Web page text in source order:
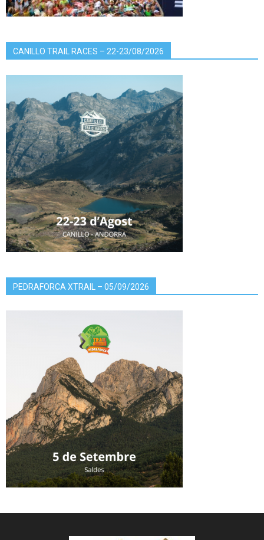
CANILLO TRAIL RACES – 22-23/08/2026
PEDRAFORCA XTRAIL – 05/09/2026